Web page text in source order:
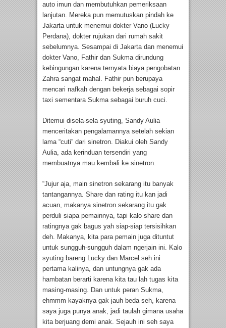
auto imun dan membutuhkan pemeriksaan
lanjutan. Mereka pun memutuskan pindah ke
Jakarta untuk menemui dokter Vano (Lucky
Perdana), dokter rujukan dari rumah sakit
sebelumnya. Sesampai di Jakarta dan menemui
dokter Vano, Fathir dan Sukma dirundung
kebingungan karena ternyata biaya pengobatan
Zahra sangat mahal. Fathir pun berupaya
mencari nafkah dengan bekerja sebagai sopir
taxi sementara Sukma sebagai buruh cuci.
Ditemui disela-sela syuting, Sandy Aulia
menceritakan pengalamannya setelah sekian
lama “cuti” dari sinetron. Diakui oleh Sandy
Aulia, ada kerinduan tersendiri yang
membuatnya mau kembali ke sinetron.
“Jujur aja, main sinetron sekarang itu banyak
tantangannya. Share dan rating itu kan jadi
acuan, makanya sinetron sekarang itu gak
perduli siapa pemainnya, tapi kalo share dan
ratingnya gak bagus yah siap-siap tersisihkan
deh. Makanya, kita para pemain juga dituntut
untuk sungguh-sungguh dalam ngerjain ini. Kalo
syuting bareng Lucky dan Marcel seh ini
pertama kalinya, dan untungnya gak ada
hambatan berarti karena kita tau lah tugas kita
masing-masing. Dan untuk peran Sukma,
ehmmm kayaknya gak jauh beda seh, karena
saya juga punya anak, jadi taulah gimana usaha
kita berjuang demi anak. Sejauh ini seh saya